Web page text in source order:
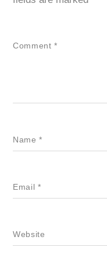
Comment *
Name*
Email *
Website